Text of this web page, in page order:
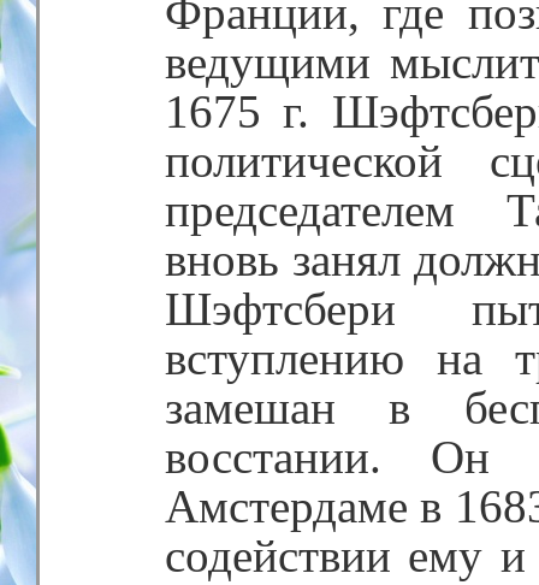
Франции, где
ведущими
1675 г.
политической
председателем
вновь занял
Шэфтсбери
вступлению на
замешан в
восстании. Он
Амстердаме в
содействии ему